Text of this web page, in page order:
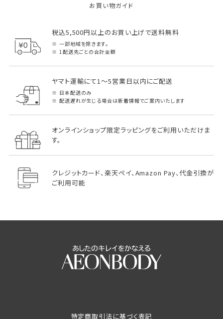
お買い物ガイド
税込5,500円以上のお買い上げで送料無料
一部地域を除きます。
1配送先ごとの合計金額
ヤマト運輸にて1～5営業日以内にご配送
日本配送のみ
配送遅れが生じる場合は新着情報でご案内いたします
オンラインショップ限定ラッピングをご利用いただけま
す。
クレジットカード、楽天ペイ、Amazon Pay、代金引換が
ご利用可能
特定商取引法に基づく表記